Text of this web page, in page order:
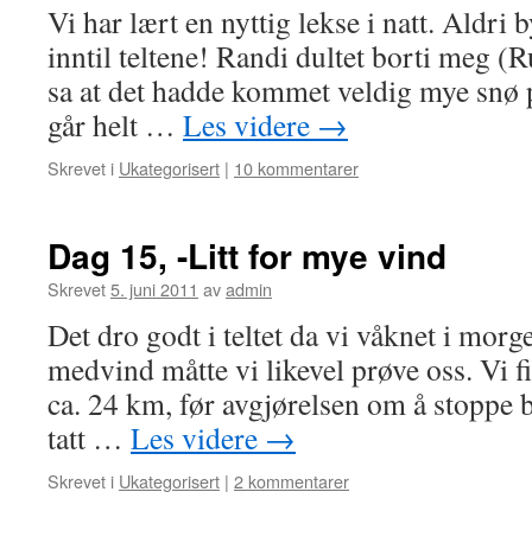
Vi har lært en nyttig lekse i natt. Aldri
inntil teltene! Randi dultet borti meg
sa at det hadde kommet veldig mye snø
går helt … Les videre →
Skrevet i Ukategorisert | 10 kommentarer
Dag 15, -Litt for mye vind
Skrevet5. juni 2011 avadmin
Det dro godt i teltet da vi våknet i
medvind måtte vi likevel prøve oss. Vi
ca. 24 km, før avgjørelsen om å stoppe
tatt … Les videre →
Skrevet i Ukategorisert | 2 kommentarer